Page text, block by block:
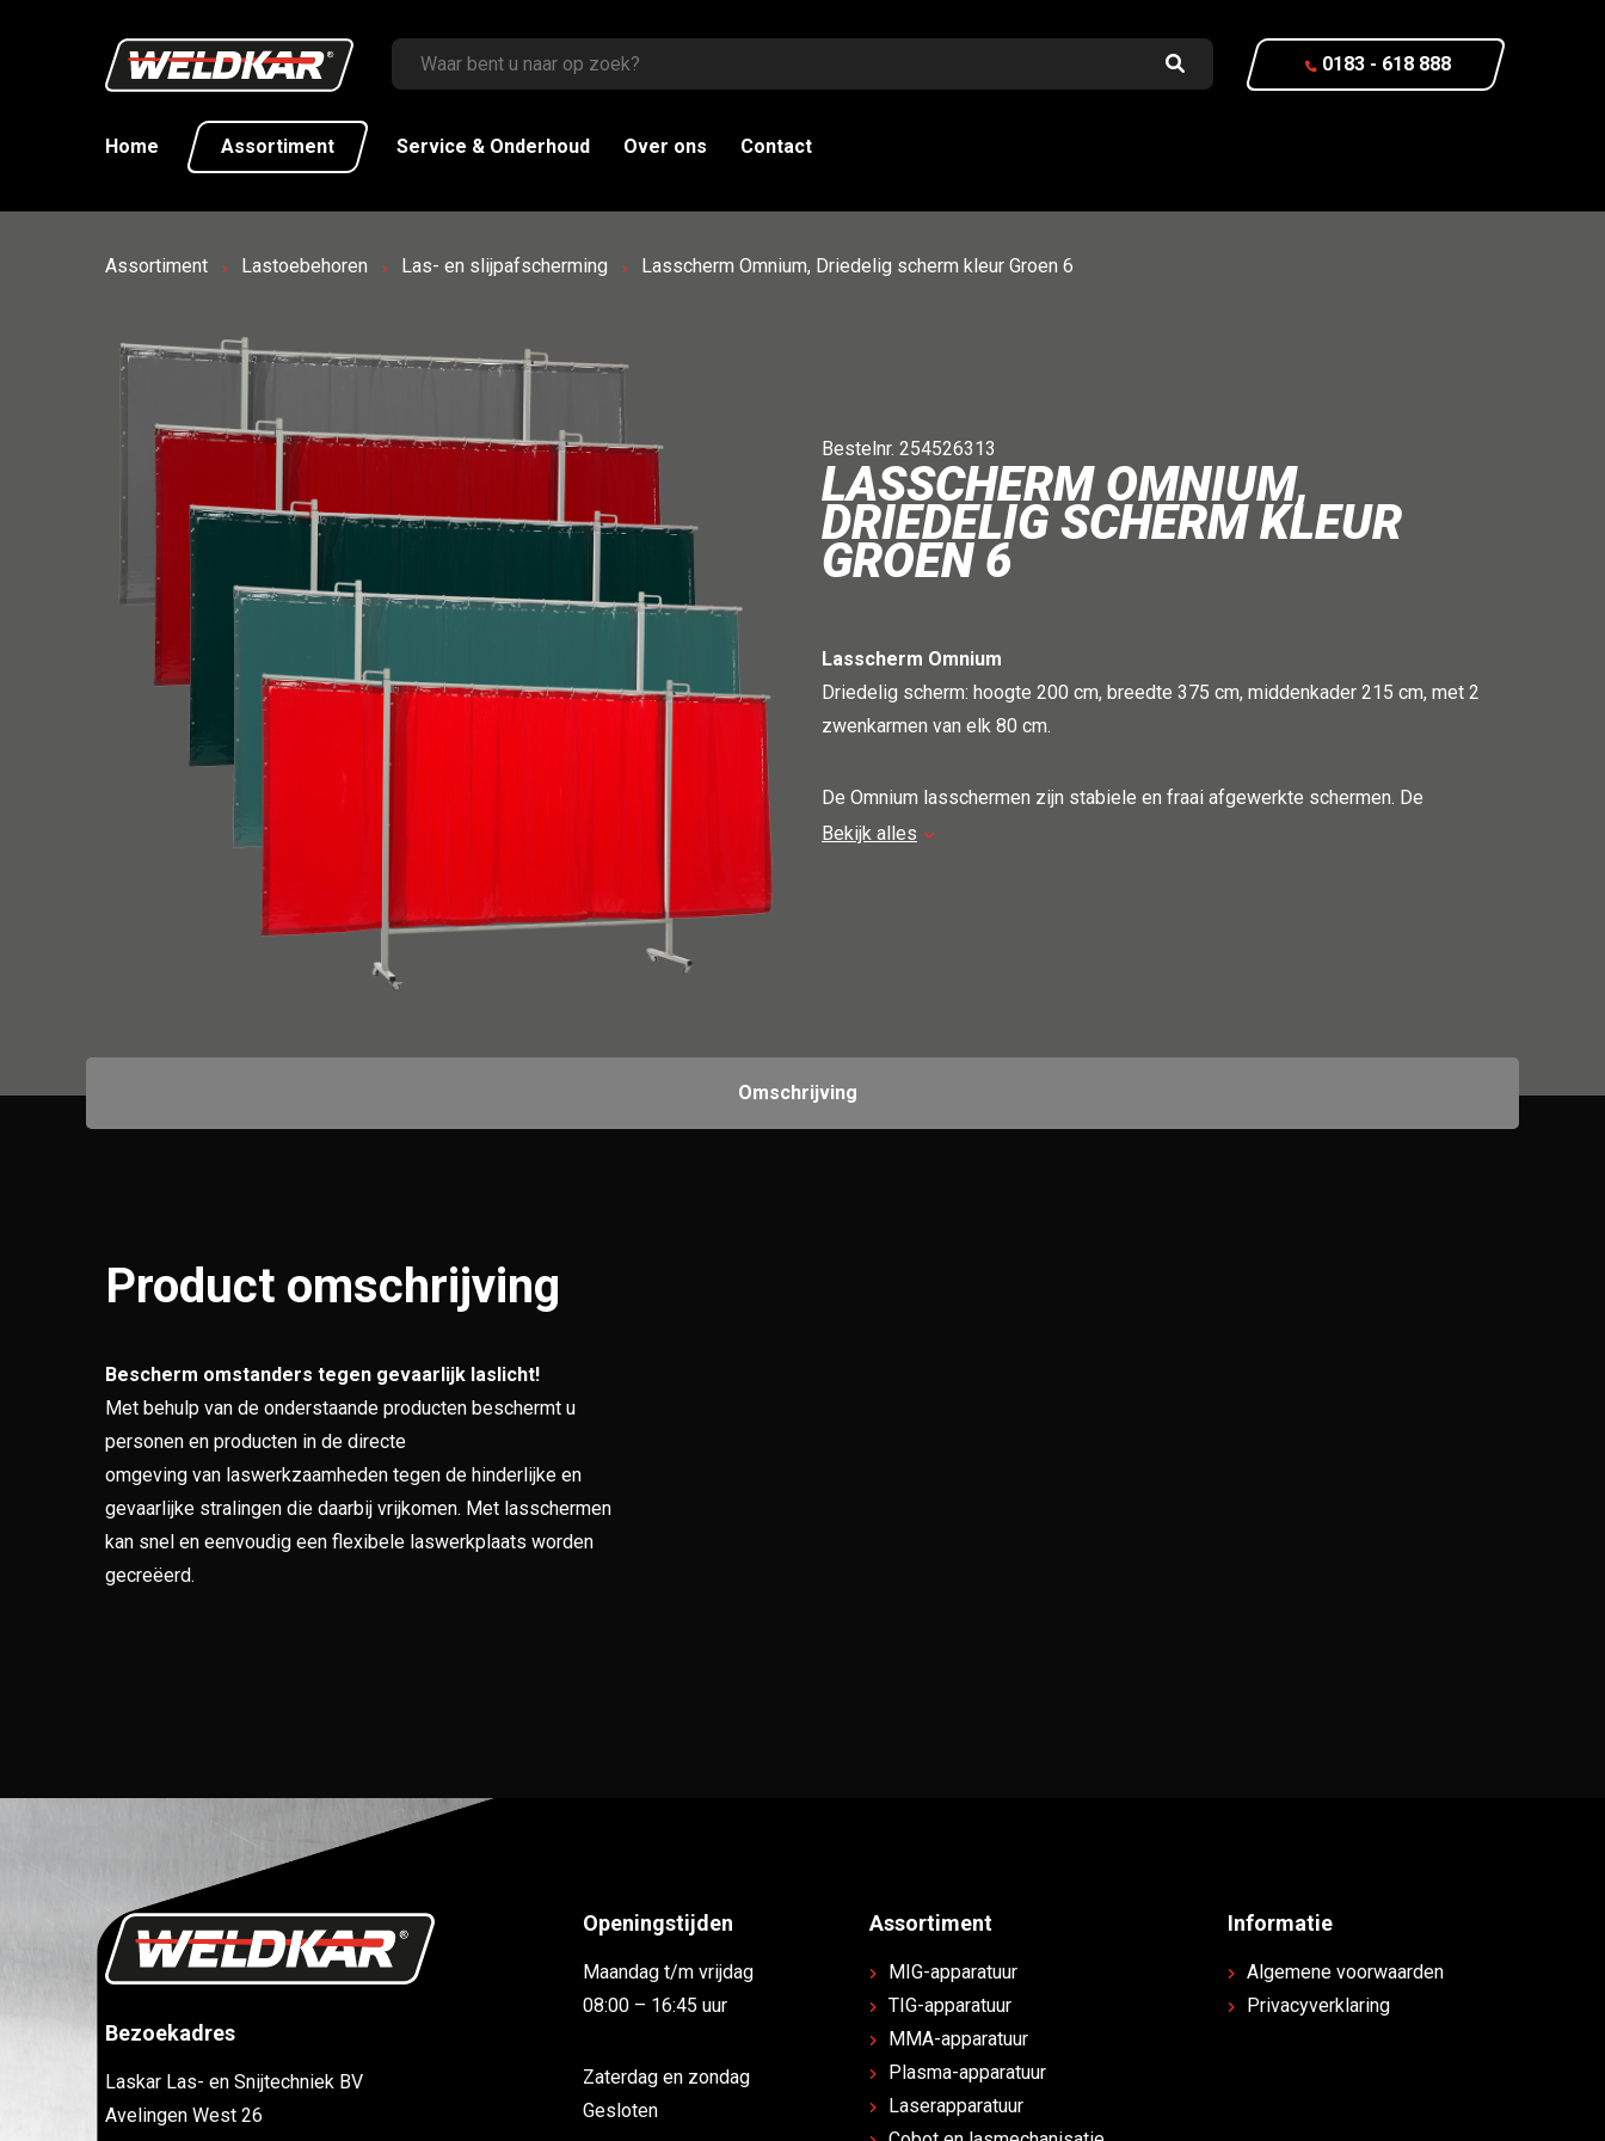
0183 - 618 888
Home Assortiment Service & Onderhoud Over ons Contact
Assortiment Lastoebehoren Las- en slijpafscherming Lasscherm Omnium, Driedelig scherm kleur Groen 6
Bestelnr. 254526313
LASSCHERM OMNIUM,
DRIEDELIG SCHERM KLEUR
GROEN 6
Lasscherm Omnium
Driedelig scherm: hoogte 200 cm, breedte 375 cm, middenkader 215 cm, met 2
zwenkarmen van elk 80 cm.
De Omnium lasschermen zijn stabiele en fraai afgewerkte schermen. De
schermen zijn gemaakt uit ronde buis (30 x 2 mm) en vierkante buis (40 x 30 x 2
Bekijk alles
Omschrijving
Product omschrijving
Bescherm omstanders tegen gevaarlijk laslicht!
Met behulp van de onderstaande producten beschermt u
personen en producten in de directe
omgeving van laswerkzaamheden tegen de hinderlijke en
gevaarlijke stralingen die daarbij vrijkomen. Met lasschermen
kan snel en eenvoudig een flexibele laswerkplaats worden
gecreëerd.
Bezoekadres
Laskar Las- en Snijtechniek BV
Avelingen West 26
Openingstijden
Maandag t/m vrijdag
08:00 – 16:45 uur
Zaterdag en zondag
Gesloten
Assortiment
MIG-apparatuur
TIG-apparatuur
MMA-apparatuur
Plasma-apparatuur
Laserapparatuur
Informatie
Algemene voorwaarden
Privacyverklaring